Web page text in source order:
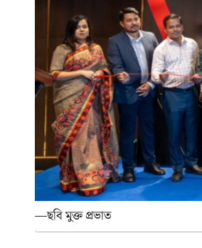
—ছবি মুক্ত প্রভাত